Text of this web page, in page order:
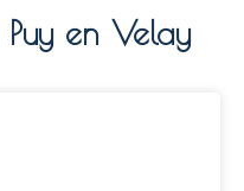
en Velay